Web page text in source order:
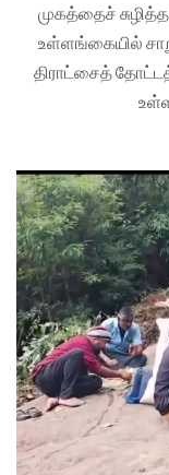
முகத்தைச்
உள்ளங்கையில்
திராட்சைத்